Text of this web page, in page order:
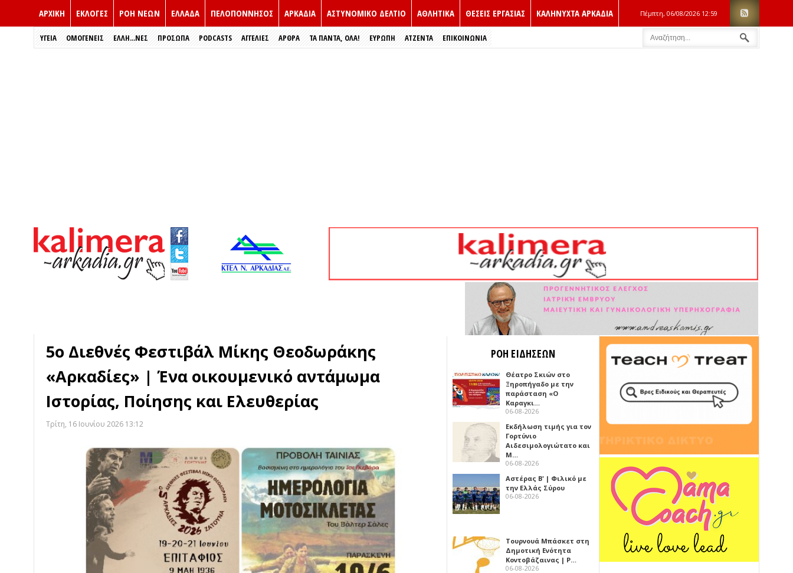
ΑΡΧΙΚΗ ΕΚΛΟΓΈΣ ΡΟΗ ΝΕΩΝ ΕΛΛΑΔΑ ΠΕΛΟΠΟΝΝΗΣΟΣ ΑΡΚΑΔΙΑ ΑΣΤΥΝΟΜΙΚΟ ΔΕΛΤΙΟ ΑΘΛΗΤΙΚΑ ΘΕΣΕΙΣ ΕΡΓΑΣΙΑΣ ΚΑΛΗΝΥΧΤΑ ΑΡΚΑΔΙΑ Πέμπτη, 06/08/2026 12:59
ΥΓΕΙΑ ΟΜΟΓΕΝΕΙΣ ΈΛΛΗ...ΝΕΣ ΠΡΌΣΩΠΑ PODCASTS ΑΓΓΕΛΙΕΣ ΑΡΘΡΑ ΤΑ ΠΑΝΤΑ, ΟΛΑ! ΕΥΡΏΠΗ ΑΤΖΕΝΤΑ ΕΠΙΚΟΙΝΩΝΙΑ
5ο Διεθνές Φεστιβάλ Μίκης Θεοδωράκης
«Αρκαδίες» | Ένα οικουμενικό αντάμωμα
Ιστορίας, Ποίησης και Ελευθερίας
Τρίτη, 16 Ιουνίου 2026 13:12
ΡΟΗ ΕΙΔΗΣΕΩΝ
Θέατρο Σκιών στο
Ξηροπήγαδο με την
παράσταση «Ο
Καραγκι…
06-08-2026
Εκδήλωση τιμής για τον
Γορτύνιο
Αιδεσιμολογιώτατο και
Μ…
06-08-2026
Αστέρας Β' | Φιλικό με
την Ελλάς Σύρου
06-08-2026
Τουρνουά Μπάσκετ στη
Δημοτική Ενότητα
Κοντοβάζαινας | Ρ…
06-08-2026